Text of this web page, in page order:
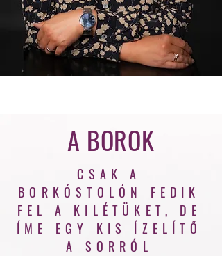
A BOROK
CSAK A
BORKÓSTOLÓN FEDIK
FEL A KILÉTÜKET, DE
ÍME EGY KIS ÍZELÍTŐ
A SORRÓL